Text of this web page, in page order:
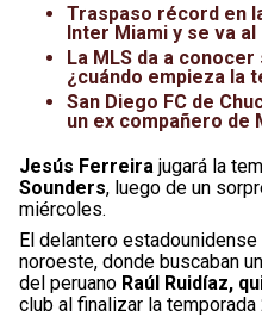
Traspaso récord en
Inter Miami y se va
La MLS da a
¿cuándo empieza la
San Diego FC de
un ex compañero de
Jesús Ferreira jugará la
Sounders, luego de un
miércoles.
El delantero estadounidense
noroeste, donde buscaban
del peruano Raúl Ruidíaz,
club al finalizar la temporada